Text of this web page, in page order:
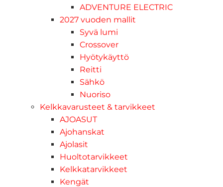
ADVENTURE ELECTRIC
2027 vuoden mallit
Syvä lumi
Crossover
Hyötykäyttö
Reitti
Sähkö
Nuoriso
Kelkkavarusteet & tarvikkeet
AJOASUT
Ajohanskat
Ajolasit
Huoltotarvikkeet
Kelkkatarvikkeet
Kengät